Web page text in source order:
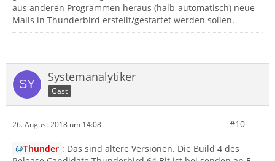
aus anderen Programmen heraus (halb-automatisch) neue
Mails in Thunderbird erstellt/gestartet werden sollen.
Systemanalytiker
Gast
26. August 2018 um 14:08 #10
Thunder : Das sind ältere Versionen. Die Build 4 des